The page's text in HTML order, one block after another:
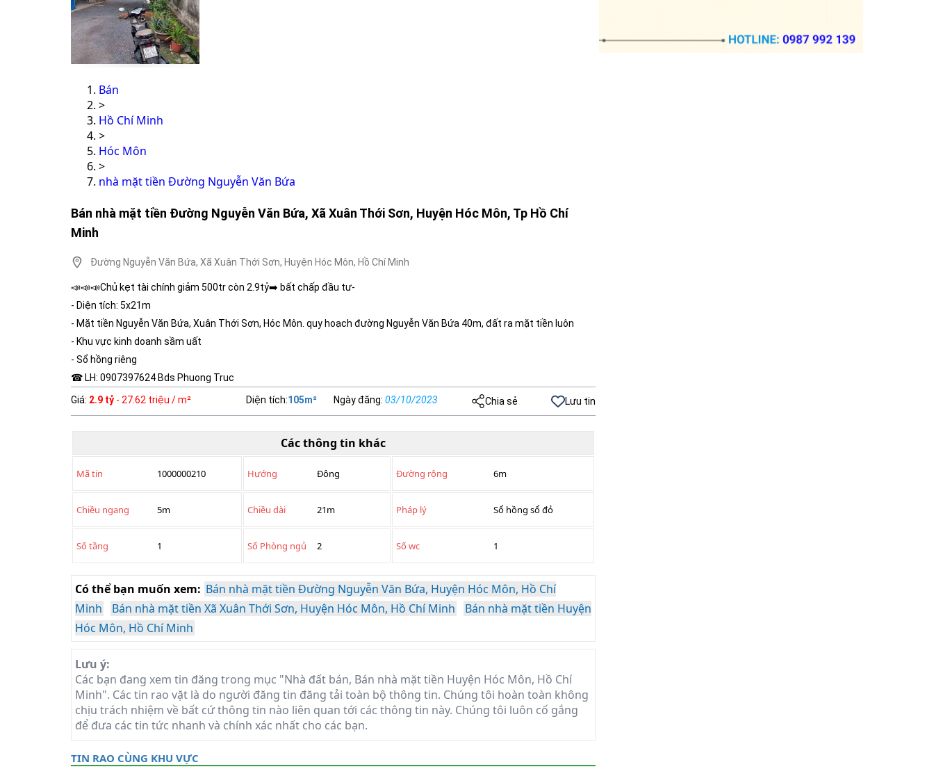
Bán
>
Hồ Chí Minh
>
Hóc Môn
>
nhà mặt tiền Đường Nguyễn Văn Bứa
Bán nhà mặt tiền Đường Nguyễn Văn Bứa, Xã Xuân Thới Sơn, Huyện Hóc Môn, Tp Hồ Chí
Minh
Đường Nguyễn Văn Bứa, Xã Xuân Thới Sơn, Huyện Hóc Môn, Hồ Chí Minh
📣📣📣Chủ kẹt tài chính giảm 500tr còn 2.9tỷ➡️ bất chấp đầu tư-
- Diện tích: 5x21m
- Mặt tiền Nguyễn Văn Bứa, Xuân Thới Sơn, Hóc Môn. quy hoạch đường Nguyễn Văn Bứa 40m, đất ra mặt tiền luôn
- Khu vực kinh doanh sầm uất
- Sổ hồng riêng
☎ LH: 0907397624 Bds Phuong Truc
Giá: 2.9 tỷ - 27.62 triệu / m² Diện tích:105m² Ngày đăng: 03/10/2023 Chia sẻ Lưu tin
Các thông tin khác
Mã tin 1000000210 Hướng Đông Đường rộng 6m
Chiều ngang 5m Chiều dài 21m Pháp lý Sổ hồng sổ đỏ
Số tầng 1 Số Phòng ngủ 2 Số wc 1
Có thể bạn muốn xem: Bán nhà mặt tiền Đường Nguyễn Văn Bứa, Huyện Hóc Môn, Hồ Chí
Minh
Bán nhà mặt tiền Xã Xuân Thới Sơn, Huyện Hóc Môn, Hồ Chí Minh
Bán nhà mặt tiền Huyện
Hóc Môn, Hồ Chí Minh
Lưu ý:
Các bạn đang xem tin đăng trong mục "Nhà đất bán, Bán nhà mặt tiền Huyện Hóc Môn, Hồ Chí
Minh". Các tin rao vặt là do người đăng tin đăng tải toàn bộ thông tin. Chúng tôi hoàn toàn không
chịu trách nhiệm về bất cứ thông tin nào liên quan tới các thông tin này. Chúng tôi luôn cố gắng
để đưa các tin tức nhanh và chính xác nhất cho các bạn.
TIN RAO CÙNG KHU VỰC